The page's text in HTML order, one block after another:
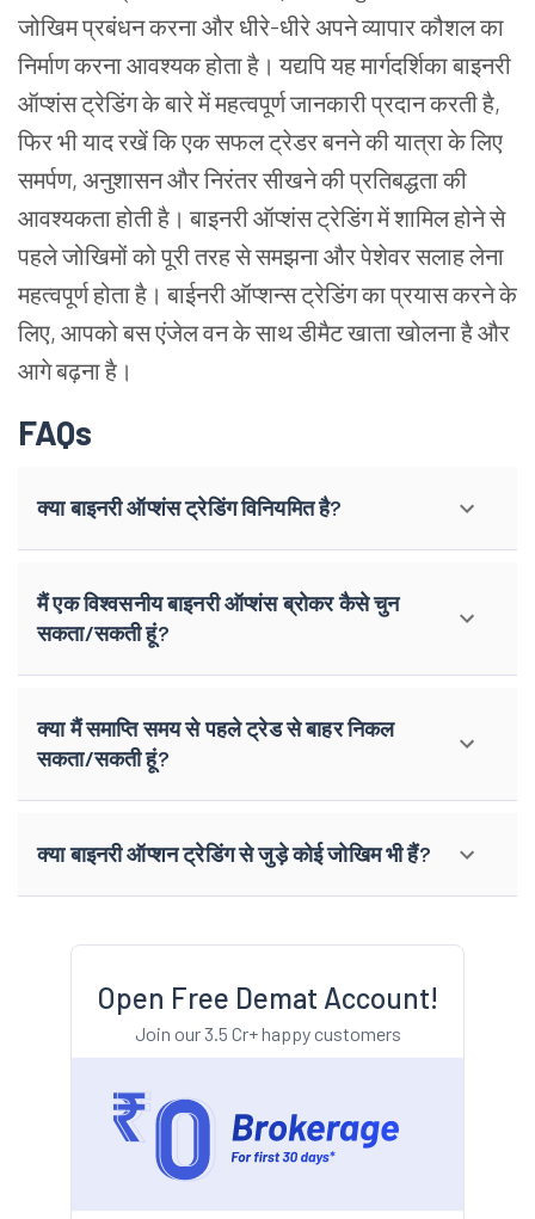
जोखिमप्रबंधनकरनाऔर धीरे-धीरेअपनेव्यापारकौशलका
निर्माणकरनाआवश्यकहोताहै। यद्यपियहमार्गदर्शिकाबाइनरी
ऑप्शंसट्रेडिंगकेबारेमेंमहत्वपूर्णजानकारीप्रदानकरतीहै,
फिरभीयादरखेंकिएकसफलट्रेडरबननेकीयात्राकेलिए
समर्पण, अनुशासनऔरनिरंतरसीखनेकीप्रतिबद्धताकी
आवश्यकताहोतीहै। बाइनरीऑप्शंसट्रेडिंगमेंशामिलहोनेसे
पहलेजोखिमोंकोपूरीतरहसेसमझनाऔरपेशेवरसलाहलेना
महत्वपूर्णहोताहै। बाईनरीऑप्शन्सट्रेडिंगकाप्रयासकरनेके
लिए, आपकोबसएंजेलवनकेसाथडीमैटखाताखोलनाहैऔर
आगेबढ़नाहै।
FAQs
क्या बाइनरी ऑप्शंस ट्रेडिंग विनियमित है?
मैं एक विश्वसनीय बाइनरी ऑप्शंस ब्रोकर कैसे चुन
सकता/सकती हूं?
क्या मैं समाप्ति समय से पहले ट्रेड से बाहर निकल
सकता/सकती हूं?
क्या बाइनरी ऑप्शन ट्रेडिंग से जुड़े कोई जोखिम भी हैं?
Open Free Demat Account!
Join our 3.5 Cr+ happy customers